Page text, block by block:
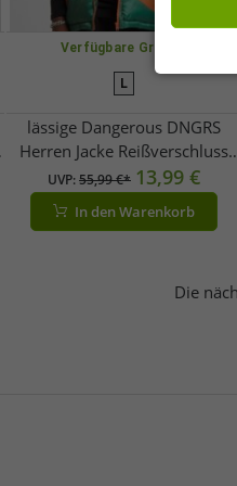
Verfügbare Größen
L
lässige Dangerous DNGRS
Herren Jacke Reißverschluss
Kapuze Camouflage
UVP:55,99 €* 13,99 €
In den Warenkorb
Die